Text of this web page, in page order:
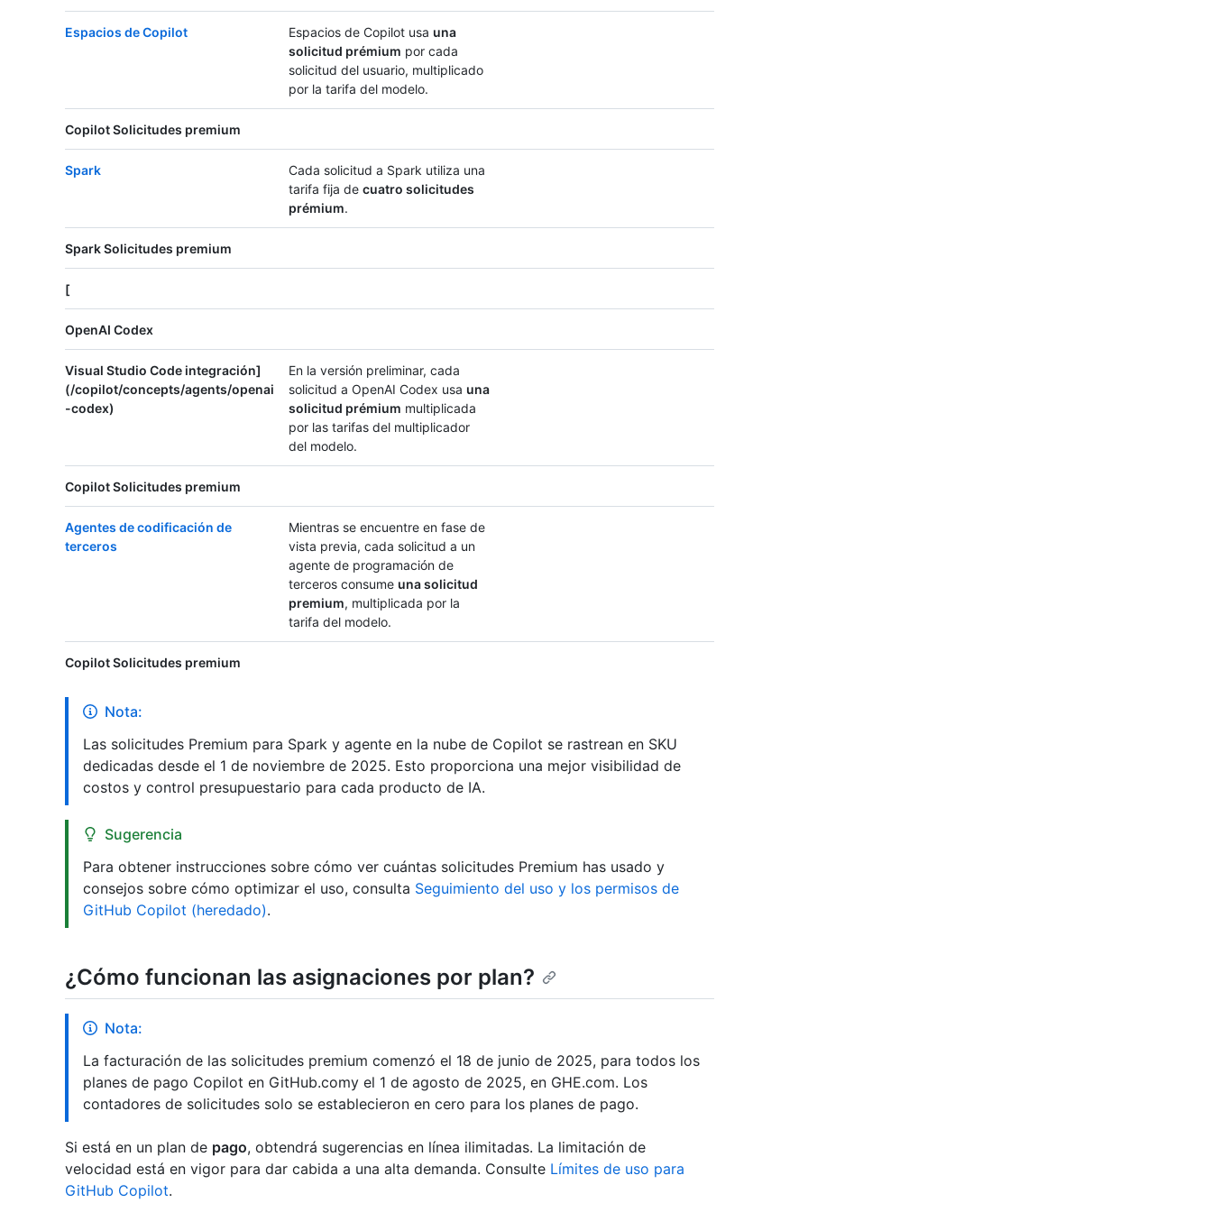
Espacios de Copilot Espacios de Copilot usa una
solicitud prémium por cada
solicitud del usuario, multiplicado
por la tarifa del modelo.
Copilot Solicitudes premium
Spark
Cada solicitud a Spark utiliza una
tarifa fija de cuatro solicitudes
prémium.
Spark Solicitudes premium
[
OpenAI Codex
Visual Studio Code integración]
(/copilot/concepts/agents/openai
-codex)
En la versión preliminar, cada
solicitud a OpenAI Codex usa una
solicitud prémium multiplicada
por las tarifas del multiplicador
del modelo.
Copilot Solicitudes premium
Agentes de codificación de
terceros
Mientras se encuentre en fase de
vista previa, cada solicitud a un
agente de programación de
terceros consume una solicitud
premium, multiplicada por la
tarifa del modelo.
Copilot Solicitudes premium
Nota:
Las solicitudes Premium para Spark y agente en la nube de Copilot se rastrean en SKU
dedicadas desde el 1 de noviembre de 2025. Esto proporciona una mejor visibilidad de
costos y control presupuestario para cada producto de IA.
Sugerencia
Para obtener instrucciones sobre cómo ver cuántas solicitudes Premium has usado y
consejos sobre cómo optimizar el uso, consulta Seguimiento del uso y los permisos de
GitHub Copilot (heredado).
¿Cómo funcionan las asignaciones por plan?
Nota:
La facturación de las solicitudes premium comenzó el 18 de junio de 2025, para todos los
planes de pago Copilot en GitHub.comy el 1 de agosto de 2025, en GHE.com. Los
contadores de solicitudes solo se establecieron en cero para los planes de pago.
Si está en un plan de pago, obtendrá sugerencias en línea ilimitadas. La limitación de
velocidad está en vigor para dar cabida a una alta demanda. Consulte Límites de uso para
GitHub Copilot.